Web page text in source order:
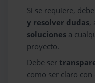
Si se requiere,
y resolver dudas,
soluciones a
proyecto.
Debe ser
como ser claro